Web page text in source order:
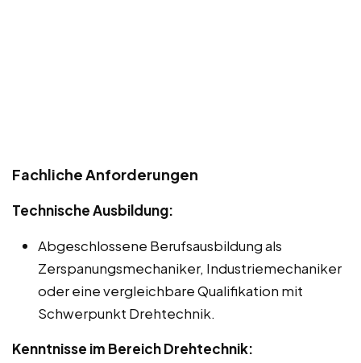
Fachliche Anforderungen
Technische Ausbildung:
Abgeschlossene Berufsausbildung als
Zerspanungsmechaniker, Industriemechaniker
oder eine vergleichbare Qualifikation mit
Schwerpunkt Drehtechnik.
Kenntnisse im Bereich Drehtechnik: